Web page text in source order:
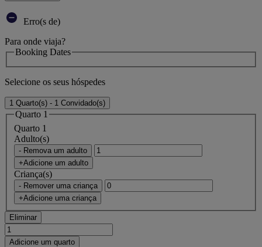
Erro(s de)
Para onde viaja?
Booking Dates
Selecione os seus hóspedes
1 Quarto(s) - 1 Convidado(s)
Quarto 1
Quarto 1
Adulto(s)
- Remova um adulto
+Adicione um adulto
Criança(s)
- Remover uma criança
+Adicione uma criança
Eliminar
Adicione um quarto